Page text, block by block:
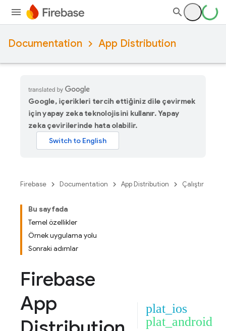
Documentation App Distribution
Google, içerikleri tercih ettiğiniz dile çevirmek
için yapay zeka teknolojisini kullanır. Yapay
zeka çevirilerinde hata olabilir.
Firebase Documentation App Distribution Çalıştır
Bu sayfada
Temel özellikler
Örnek uygulama yolu
Sonraki adımlar
Firebase
App
plat_ios
plat_android